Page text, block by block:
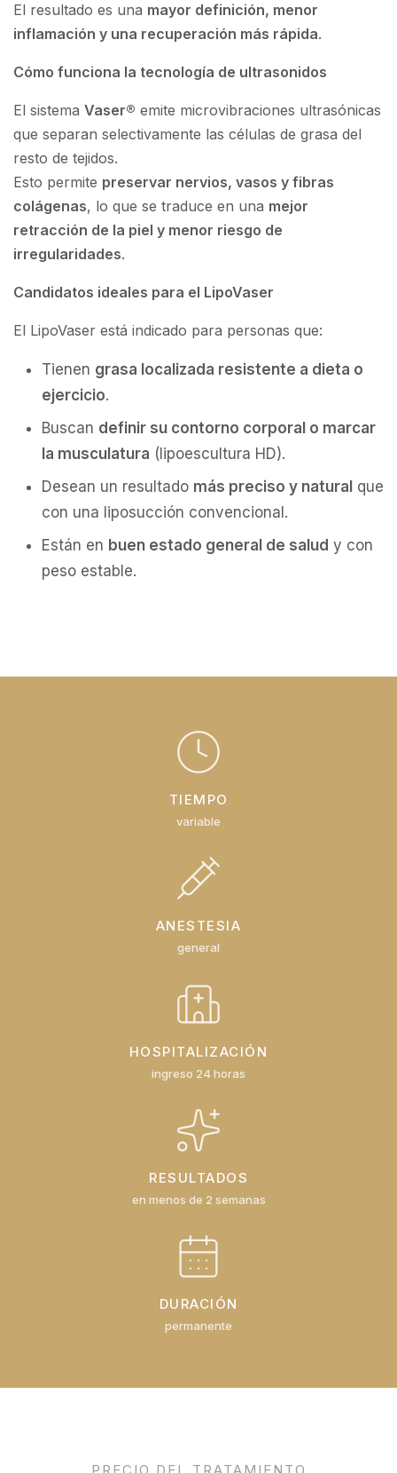
El resultado es una mayor definición, menor
inflamación y una recuperación más rápida.
Cómo funciona la tecnología de ultrasonidos
El sistema Vaser® emite microvibraciones ultrasónicas
que separan selectivamente las células de grasa del
resto de tejidos.
Esto permite preservar nervios, vasos y fibras
colágenas, lo que se traduce en una mejor
retracción de la piel y menor riesgo de
irregularidades.
Candidatos ideales para el LipoVaser
El LipoVaser está indicado para personas que:
Tienen grasa localizada resistente a dieta o
ejercicio.
Buscan definir su contorno corporal o marcar
la musculatura (lipoescultura HD).
Desean un resultado más preciso y natural que
con una liposucción convencional.
Están en buen estado general de salud y con
peso estable.
TIEMPO
variable
ANESTESIA
general
HOSPITALIZACIÓN
ingreso 24 horas
RESULTADOS
en menos de 2 semanas
DURACIÓN
permanente